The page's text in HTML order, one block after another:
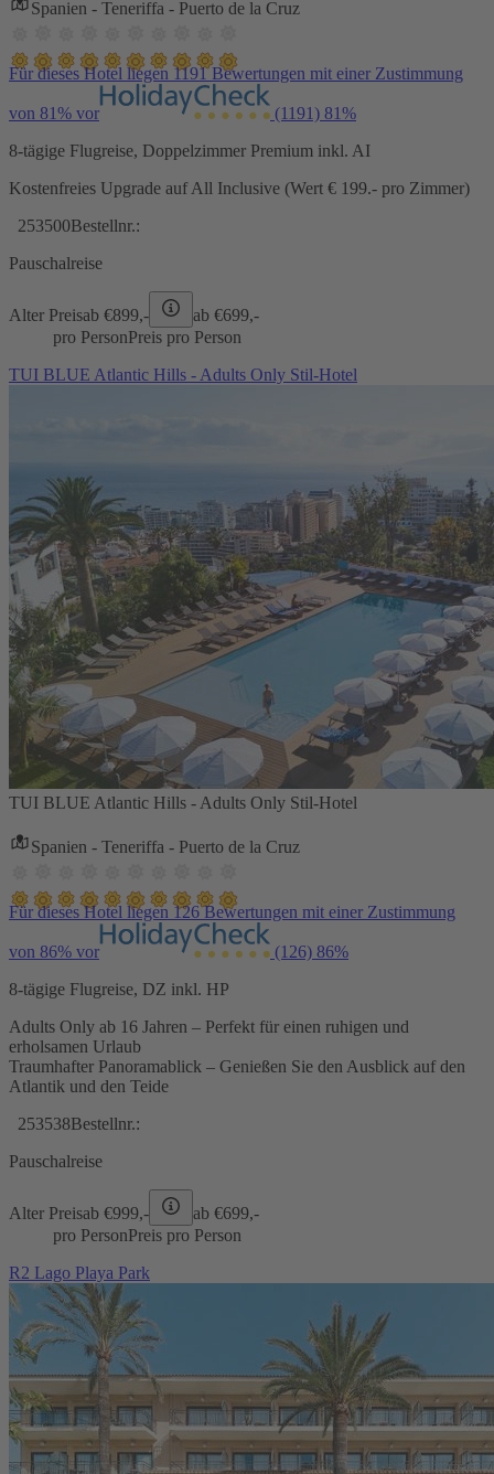
Spanien - Teneriffa - Puerto de la Cruz
Für dieses Hotel liegen 1191 Bewertungen mit einer Zustimmung
von 81% vor (1191) 81%
8-tägige Flugreise, Doppelzimmer Premium inkl. AI
Kostenfreies Upgrade auf All Inclusive (Wert € 199.- pro Zimmer)
253500Bestellnr.:
Pauschalreise
Alter Preisab €899,- ab €699,-
pro PersonPreis pro Person
TUI BLUE Atlantic Hills - Adults Only Stil-Hotel
TUI BLUE Atlantic Hills - Adults Only Stil-Hotel
Spanien - Teneriffa - Puerto de la Cruz
Für dieses Hotel liegen 126 Bewertungen mit einer Zustimmung
von 86% vor (126) 86%
8-tägige Flugreise, DZ inkl. HP
Adults Only ab 16 Jahren – Perfekt für einen ruhigen und
erholsamen Urlaub
Traumhafter Panoramablick – Genießen Sie den Ausblick auf den
Atlantik und den Teide
253538Bestellnr.:
Pauschalreise
Alter Preisab €999,- ab €699,-
pro PersonPreis pro Person
R2 Lago Playa Park